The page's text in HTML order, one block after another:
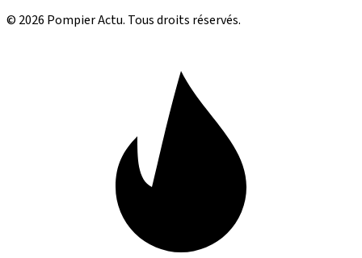
© 2026 Pompier Actu. Tous droits réservés.